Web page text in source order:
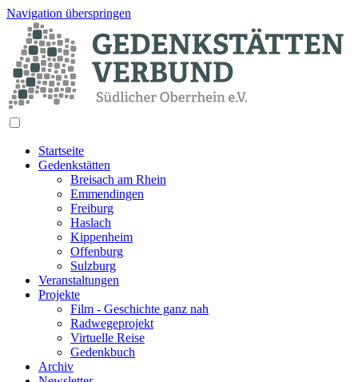
Navigation überspringen
Startseite
Gedenkstätten
Breisach am Rhein
Emmendingen
Freiburg
Haslach
Kippenheim
Offenburg
Sulzburg
Veranstaltungen
Projekte
Film - Geschichte ganz nah
Radwegeprojekt
Virtuelle Reise
Gedenkbuch
Archiv